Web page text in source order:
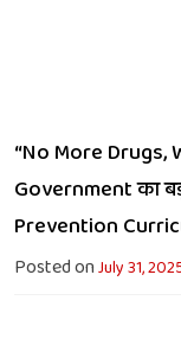
“No More Drugs,
Government का
Prevention
Posted onJuly 31,